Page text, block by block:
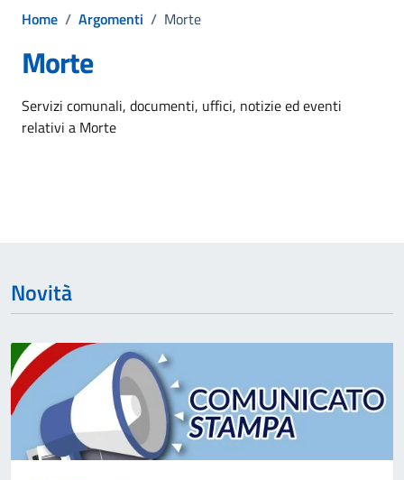
Home / Argomenti / Morte
Morte
Dettagli dell'argomento
Servizi comunali, documenti, uffici, notizie ed eventi
relativi a Morte
Novità